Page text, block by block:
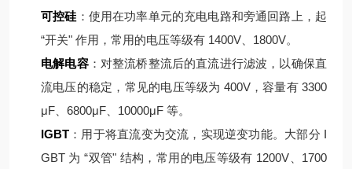
可控硅 ：使用在功率单元的充电电路和旁通回路上，起
“开关" 作用，常用的电压等级有 1400V、1800V。
电解电容：对整流桥整流后的直流进行滤波，以确保直
流电压的稳定，常见的电压等级为 400V，容量有 3300
μF、6800μF、10000μF 等。
IGBT ：用于将直流变为交流，实现逆变功能。大部分 I
GBT 为 “双管" 结构，常用的电压等级有 1200V、1700